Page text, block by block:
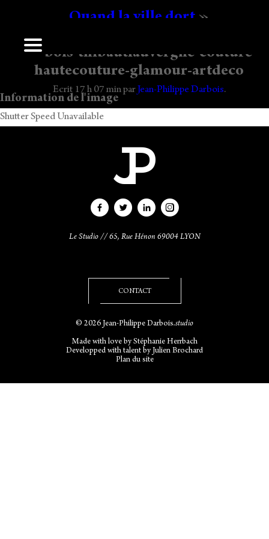
Quand la ville dort »
photographedemode-collections-
darbois-thibautlauvergne-couture-
hautecouture-glamour-artdeco
Ecrit 17 h 07 minpar Jean-Philippe Darbois.
Laisser un commentaire
pour publier un commentaire.
Information de l'image
Shutter Speed Unavailable
Le Studio // 65, Rue Hénon 69004 LYON
CONTACT
© 2026 Jean-Philippe Darbois.studio
Made with love byStéphanie Herrbach
Developped with talent by Julien Brochard
Plan du site